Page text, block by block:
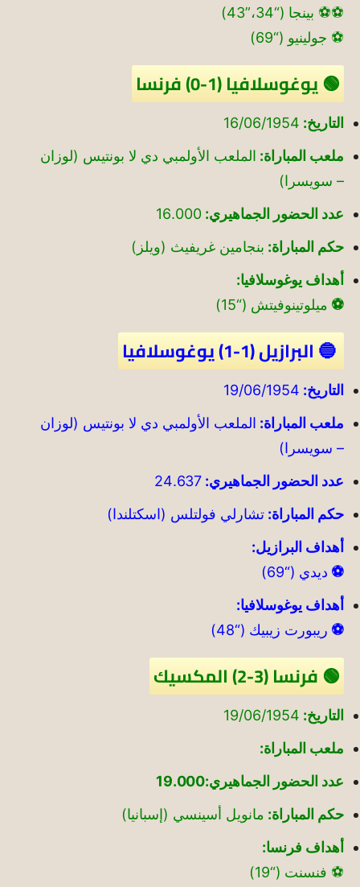
⚽⚽ بينجا (“34،”43)
⚽ جولينيو (“69)
🟢 يوغوسلافيا (1-0) فرنسا
التاريخ: 16/06/1954
ملعب المباراة: الملعب الأولمبي دي لا بونتيس (لوزان
– سويسرا)
عدد الحضور الجماهيري: 16.000
حكم المباراة: بنجامين غريفيث (ويلز)
أهداف يوغوسلافيا:
⚽ ميلوتينوفيتش (“15)
🔵 البرازيل (1-1) يوغوسلافيا
التاريخ: 19/06/1954
ملعب المباراة: الملعب الأولمبي دي لا بونتيس (لوزان
– سويسرا)
عدد الحضور الجماهيري: 24.637
حكم المباراة: تشارلي فولتلس (اسكتلندا)
أهداف البرازيل:
⚽ ديدي (“69)
أهداف يوغوسلافيا:
⚽ ريبورت زيبيك (“48)
🟢 فرنسا (3-2) المكسيك
التاريخ: 19/06/1954
ملعب المباراة:
عدد الحضور الجماهيري:19.000
حكم المباراة: مانويل أسينسي (إسبانيا)
أهداف فرنسا:
⚽ فنسنت (“19)